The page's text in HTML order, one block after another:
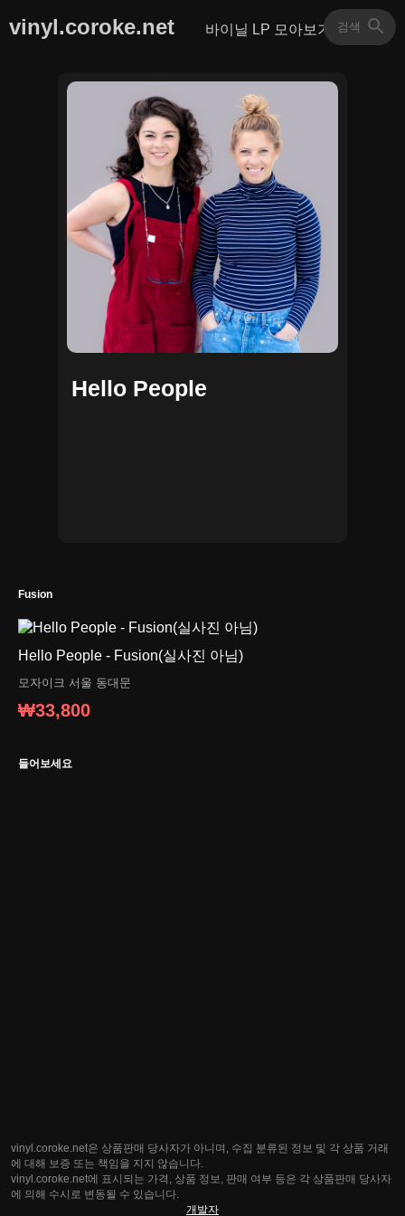
vinyl.coroke.net 바이닐 LP 모아보기
Hello People
Fusion
Hello People - Fusion(실사진 아님)
모자이크 서울 동대문
₩33,800
들어보세요
vinyl.coroke.net은 상품판매 당사자가 아니며, 수집 분류된 정보 및 각 상품 거래
에 대해 보증 또는 책임을 지지 않습니다.
vinyl.coroke.net에 표시되는 가격, 상품 정보, 판매 여부 등은 각 상품판매 당사자
에 의해 수시로 변동될 수 있습니다.
개발자